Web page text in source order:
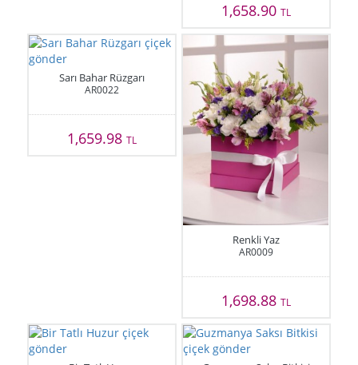
1,658.90 TL
Sarı Bahar Rüzgarı
AR0022
1,659.98TL
Renkli Yaz
AR0009
1,698.88 TL